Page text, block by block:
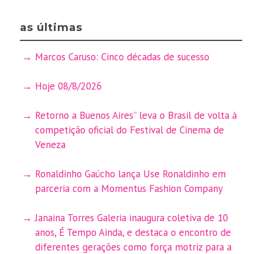
as últimas
Marcos Caruso: Cinco décadas de sucesso
Hoje 08/8/2026
Retorno a Buenos Aires” leva o Brasil de volta à
competição oficial do Festival de Cinema de
Veneza
Ronaldinho Gaúcho lança Use Ronaldinho em
parceria com a Momentus Fashion Company
Janaina Torres Galeria inaugura coletiva de 10
anos, É Tempo Ainda, e destaca o encontro de
diferentes gerações como força motriz para a